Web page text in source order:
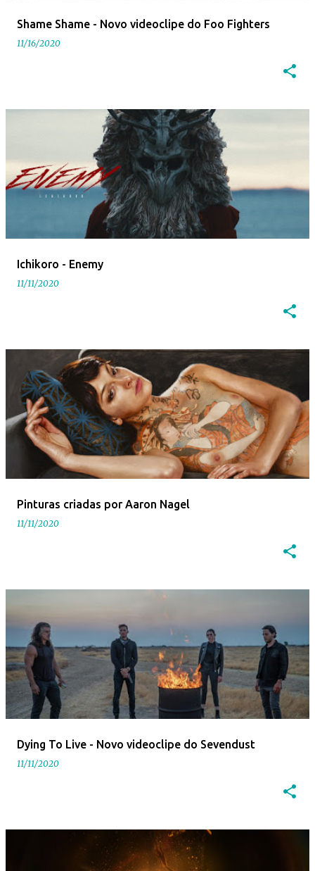
Shame Shame - Novo videoclipe do Foo Fighters
11/16/2020
Ichikoro - Enemy
11/11/2020
Pinturas criadas por Aaron Nagel
11/11/2020
Dying To Live - Novo videoclipe do Sevendust
11/11/2020